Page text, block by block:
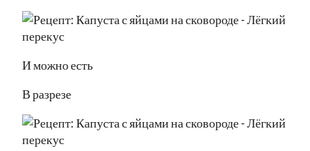
И можно есть
В разрезе